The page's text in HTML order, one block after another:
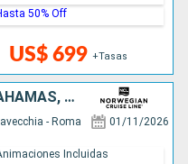
US$ 699 +Tasas
50% Off
ITALIA, FRANCIA, ESPAÑA, BAHAMAS, ESTADOS UNIDOS
- Roma 01/11/2026
Incluidas